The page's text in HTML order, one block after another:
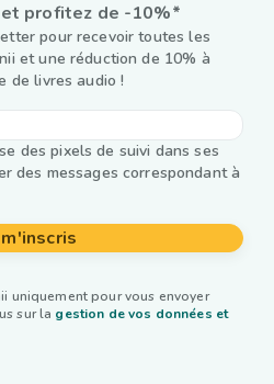
profitez de -10%*
pour recevoir toutes les
et une réduction de 10% à
de livres audio !
des pixels de suivi dans ses
des messages correspondant à
m'inscris
uniquement pour vous envoyer
sur la gestion de vos données et